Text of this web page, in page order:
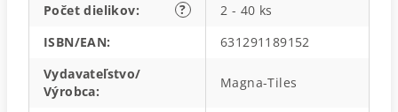
?
Počet dielikov:
2 - 40 ks
ISBN/EAN:
631291189152
Vydavateľstvo/
Výrobca:
Magna-Tiles